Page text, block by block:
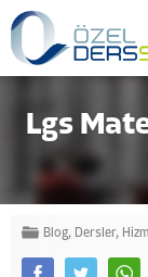
Lgs
Blog, Dersler,